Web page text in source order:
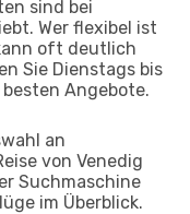
sind bei
Wer flexibel ist
oft deutlich
Sie Dienstags bis
Angebote.
an
von Venedig
Suchmaschine
im Überblick.